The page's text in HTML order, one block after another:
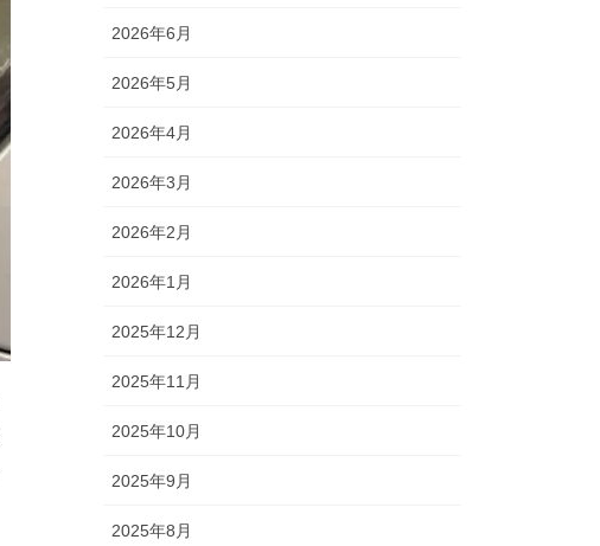
2026年6月
2026年5月
2026年4月
2026年3月
2026年2月
2026年1月
2025年12月
2025年11月
2025年10月
2025年9月
2025年8月